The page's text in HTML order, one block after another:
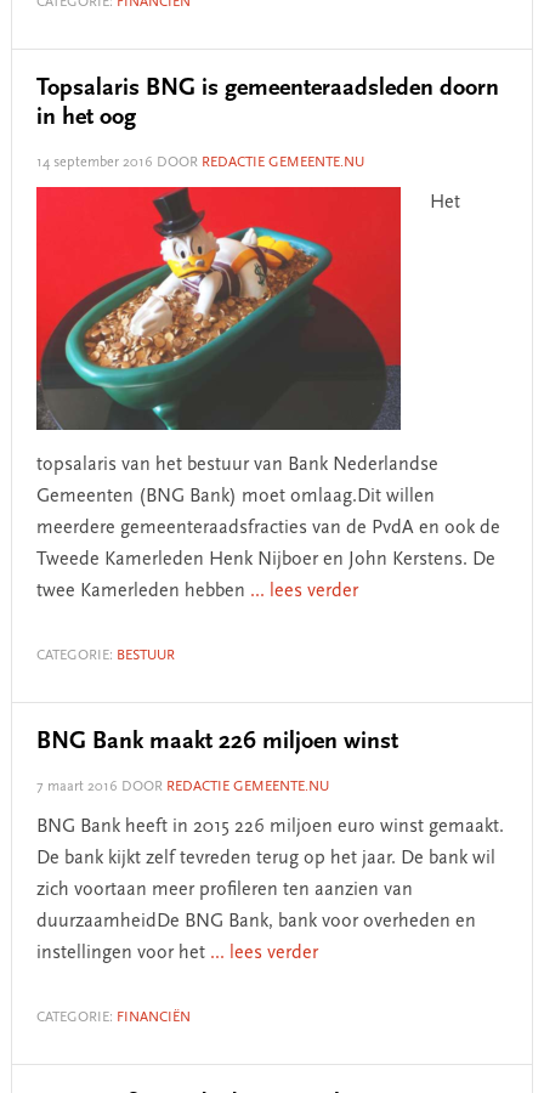
Topsalaris BNG is gemeenteraadsleden doorn
in het oog
14 september 2016 DOOR REDACTIE GEMEENTE.NU
Het
topsalaris van het bestuur van Bank Nederlandse
Gemeenten (BNG Bank) moet omlaag.Dit willen
meerdere gemeenteraadsfracties van de PvdA en ook de
Tweede Kamerleden Henk Nijboer en John Kerstens. De
twee Kamerleden hebben ... lees verder
CATEGORIE: BESTUUR
BNG Bank maakt 226 miljoen winst
7 maart 2016 DOOR REDACTIE GEMEENTE.NU
BNG Bank heeft in 2015 226 miljoen euro winst gemaakt.
De bank kijkt zelf tevreden terug op het jaar. De bank wil
zich voortaan meer profileren ten aanzien van
duurzaamheidDe BNG Bank, bank voor overheden en
instellingen voor het ... lees verder
CATEGORIE: FINANCIËN